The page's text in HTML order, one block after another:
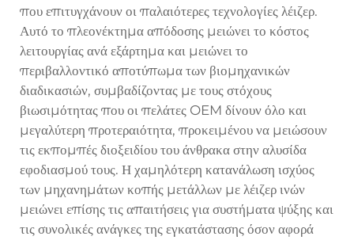
που επιτυγχάνουν οι παλαιότερες τεχνολογίες λέιζερ.
Αυτό το πλεονέκτημα απόδοσης μειώνει το κόστος
λειτουργίας ανά εξάρτημα και μειώνει το
περιβαλλοντικό αποτύπωμα των βιομηχανικών
διαδικασιών, συμβαδίζοντας με τους στόχους
βιωσιμότητας που οι πελάτες OEM δίνουν όλο και
μεγαλύτερη προτεραιότητα, προκειμένου να μειώσουν
τις εκπομπές διοξειδίου του άνθρακα στην αλυσίδα
εφοδιασμού τους. Η χαμηλότερη κατανάλωση ισχύος
των μηχανημάτων κοπής μετάλλων με λέιζερ ινών
μειώνει επίσης τις απαιτήσεις για συστήματα ψύξης και
τις συνολικές ανάγκες της εγκατάστασης όσον αφορά